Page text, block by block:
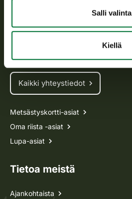
Salli valinta
Kiellä
Avoinna arkipäivisin klo 9-15.
asiakaspalvelu@riista.fi
Kaikki yhteystiedot
Metsästyskortti-asiat
Oma riista -asiat
Lupa-asiat
Tietoa meistä
Ajankohtaista